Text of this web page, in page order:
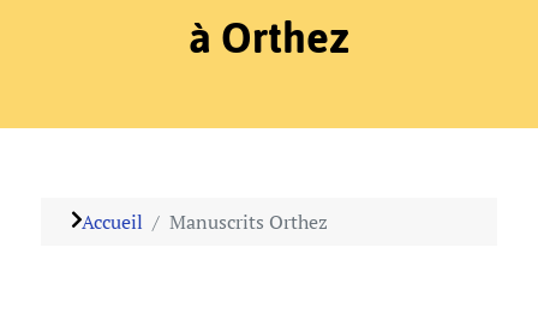
à Orthez
Accueil Manuscrits Orthez